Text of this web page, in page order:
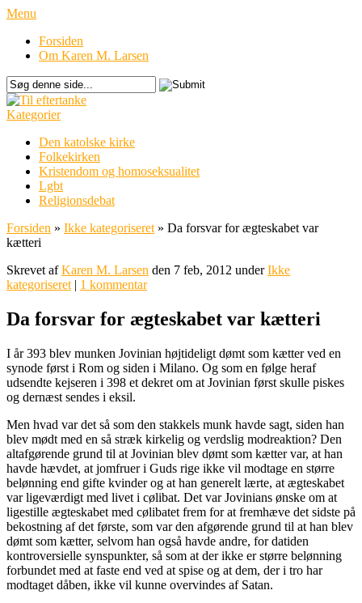
Menu
Forsiden
Om Karen M. Larsen
Kategorier
Den katolske kirke
Folkekirken
Kristendom og homoseksualitet
Lgbt
Religionsdebat
Forsiden » Ikke kategoriseret » Da forsvar for ægteskabet var
kætteri
Skrevet afKaren M. Larsen den 7 feb, 2012 underIkke
kategoriseret | 1 kommentar
Da forsvar for ægteskabet var kætteri
I år 393 blev munken Jovinian højtideligt dømt som kætter ved en
synode først i Rom og siden i Milano. Og som en følge heraf
udsendte kejseren i 398 et dekret om at Jovinian først skulle piskes
og dernæst sendes i eksil.
Men hvad var det så som den stakkels munk havde sagt, siden han
blev mødt med en så stræk kirkelig og verdslig modreaktion? Den
altafgørende grund til at Jovinian blev dømt som kætter var, at han
havde hævdet, at jomfruer i Guds rige ikke vil modtage en større
belønning end gifte kvinder og at han generelt lærte, at ægteskabet
var ligeværdigt med livet i cølibat. Det var Jovinians ønske om at
ligestille ægteskabet med cølibatet frem for at fremhæve det sidste på
bekostning af det første, som var den afgørende grund til at han blev
dømt som kætter, selvom han også havde andre, for datiden
kontroversielle synspunkter, så som at der ikke er større belønning
forbundet med at faste end ved at spise og at dem, der i tro har
modtaget dåben, ikke vil kunne overvindes af Satan.